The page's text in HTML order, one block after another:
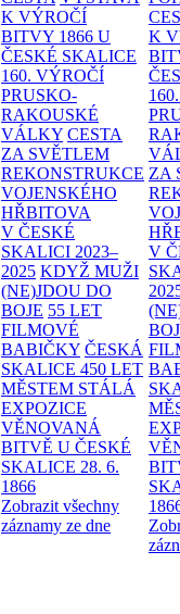
K VÝROČÍ
BITVY 1866 U
ČESKÉ SKALICE
160. VÝROČÍ
PRUSKO-
RAKOUSKÉ
VÁLKY CESTA
ZA SVĚTLEM
REKONSTRUKCE
VOJENSKÉHO
HŘBITOVA
V ČESKÉ
SKALICI 2023–
2025 KDYŽ MUŽI
(NE)JDOU DO
BOJE 55 LET
FILMOVÉ
BABIČKY ČESKÁ
SKALICE 450 LET
MĚSTEM STÁLÁ
EXPOZICE
VĚNOVANÁ
BITVĚ U ČESKÉ
SKALICE 28. 6.
1866
Zobrazit všechny
záznamy ze dne
K
ZA
V